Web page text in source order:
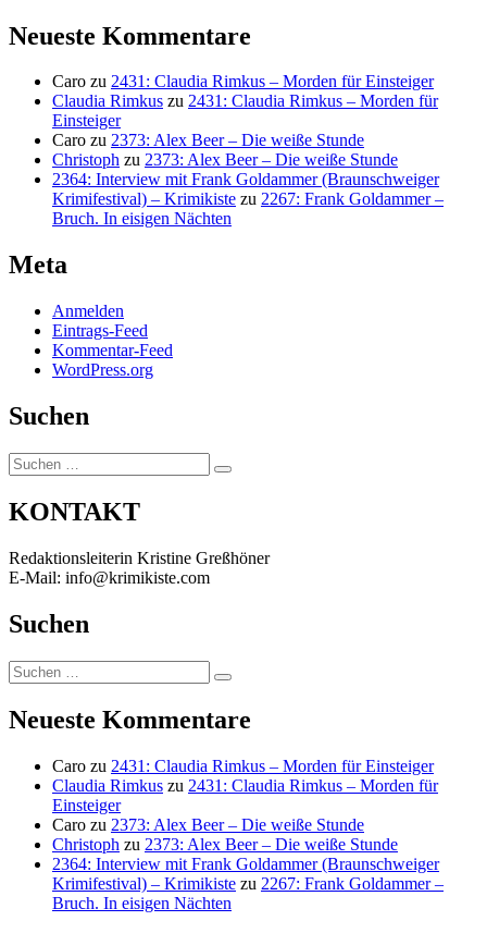
Neueste Kommentare
Caro zu 2431: Claudia Rimkus – Morden für Einsteiger
Claudia Rimkus zu 2431: Claudia Rimkus – Morden für
Einsteiger
Caro zu 2373: Alex Beer – Die weiße Stunde
Christoph zu 2373: Alex Beer – Die weiße Stunde
2364: Interview mit Frank Goldammer (Braunschweiger
Krimifestival) – Krimikiste zu 2267: Frank Goldammer –
Bruch. In eisigen Nächten
Meta
Anmelden
Eintrags-Feed
Kommentar-Feed
WordPress.org
Suchen
Suchen
nach:
Suchen
KONTAKT
Redaktionsleiterin Kristine Greßhöner
E-Mail: info@krimikiste.com
Suchen
Suchen
nach:
Suchen
Neueste Kommentare
Caro zu 2431: Claudia Rimkus – Morden für Einsteiger
Claudia Rimkus zu 2431: Claudia Rimkus – Morden für
Einsteiger
Caro zu 2373: Alex Beer – Die weiße Stunde
Christoph zu 2373: Alex Beer – Die weiße Stunde
2364: Interview mit Frank Goldammer (Braunschweiger
Krimifestival) – Krimikiste zu 2267: Frank Goldammer –
Bruch. In eisigen Nächten